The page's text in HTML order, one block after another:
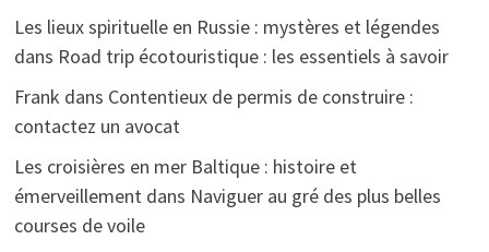
Les lieux spirituelle en Russie : mystères et légendes
dans Road trip écotouristique : les essentiels à savoir
Frank dans Contentieux de permis de construire :
contactez un avocat
Les croisières en mer Baltique : histoire et
émerveillementdans Naviguer au gré des plus belles
courses de voile